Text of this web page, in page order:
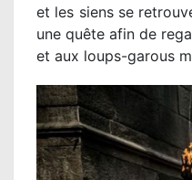
et les siens se
une quête afin de
et aux loups-garous